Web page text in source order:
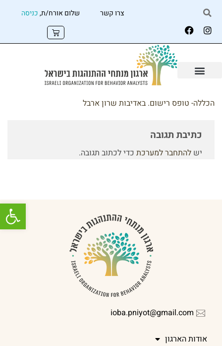
צרו קשר שלום אורח/ת,כניסה
הכללה- טופס רישום. באדיבות שרון ארבל
כתיבת תגובה
יש להתחבר למערכת כדי לכתוב תגובה.
ioba.pniyot@gmail.com
אודות הארגון